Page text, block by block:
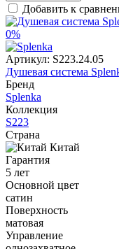
Добавить к
0%
Артикул: S223.24.05
Душевая система
Бренд
Splenka
Коллекция
S223
Страна
Китай
Гарантия
5 лет
Основной цвет
сатин
Поверхность
матовая
Управление